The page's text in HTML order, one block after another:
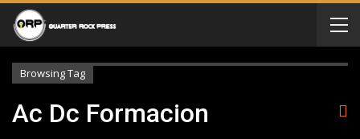
Browsing Tag
Ac Dc Formacion